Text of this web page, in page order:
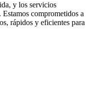
y los servicios
comprometidos a
rápidos y eficientes para